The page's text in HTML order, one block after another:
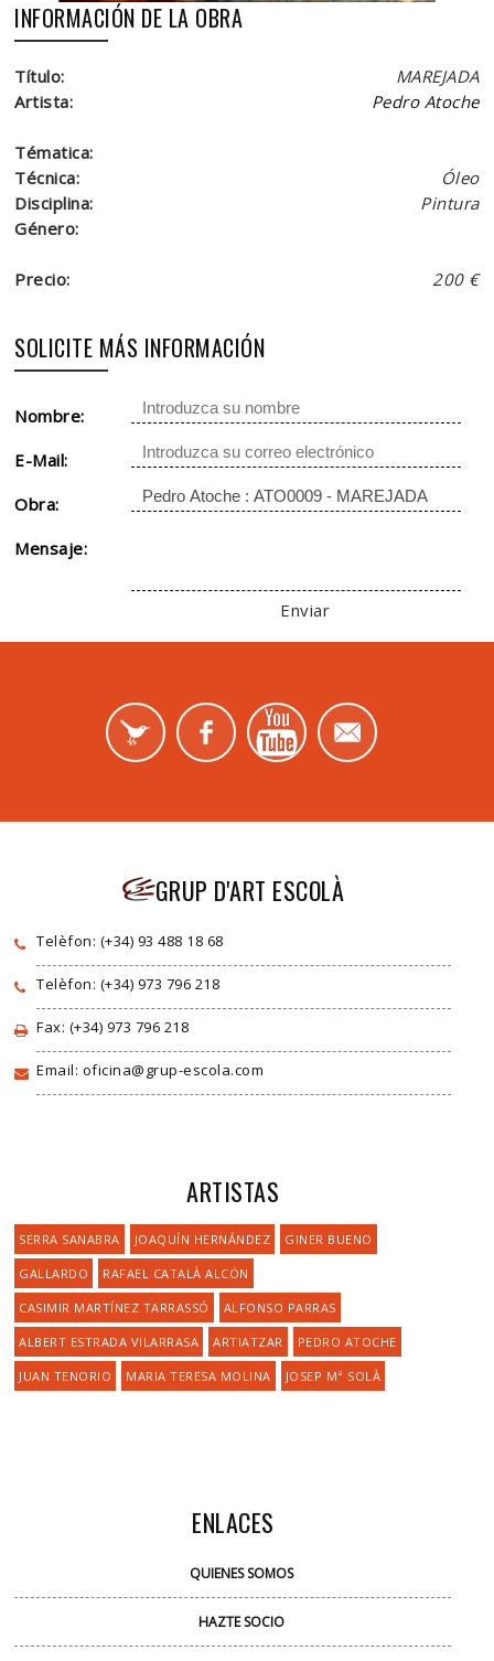
INFORMACIÓN DE LA OBRA
Título:
MAREJADA
Artista:
Pedro Atoche
Tématica:
Técnica:
Óleo
Disciplina:
Pintura
Género:
Precio: 200 €
SOLICITE MÁS INFORMACIÓN
Nombre:
E-Mail:
Obra:
Mensaje:
Enviar
GRUP D'ART ESCOLÀ
Telèfon: (+34) 93 488 18 68
Telèfon: (+34) 973 796 218
Fax: (+34) 973 796 218
Email: oficina@grup-escola.com
ARTISTAS
SERRA SANABRA JOAQUÍN HERNÁNDEZ GINER BUENO
GALLARDO RAFAEL CATALÀ ALCÓN
CASIMIR MARTÍNEZ TARRASSÓ ALFONSO PARRAS
ALBERT ESTRADA VILARRASA ARTIATZAR PEDRO ATOCHE
JUAN TENORIO MARIA TERESA MOLINA JOSEP Mª SOLÀ
ENLACES
QUIENES SOMOS
HAZTE SOCIO